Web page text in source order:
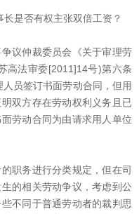
是否有权主张双倍工资？
议仲裁委员会《关于审理劳
高法审委[2011]14号)第六条
员签订书面劳动合同，但用
双方存在劳动权利义务且已
劳动合同为由请求用人单位
职务进行分类规定，但在司
的相关劳动争议，考虑到公
不同于普通劳动者的裁判思